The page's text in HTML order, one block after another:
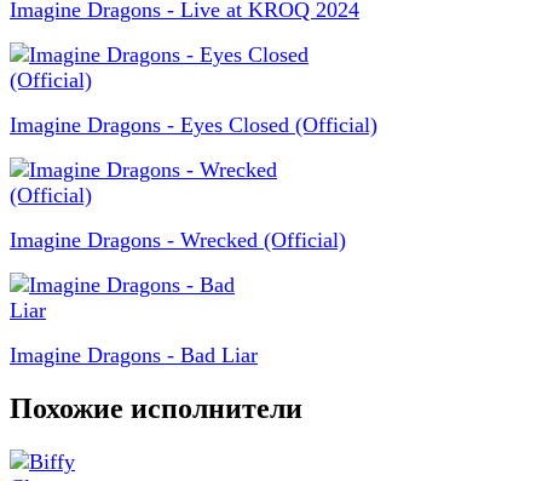
Imagine Dragons - Live at KROQ 2024
Imagine Dragons - Eyes Closed (Official)
Imagine Dragons - Wrecked (Official)
Imagine Dragons - Bad Liar
Похожие исполнители